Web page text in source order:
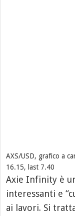
AXS/USD, grafico a
16.15, last 7.40
Axie Infinity è
interessanti e
ai lavori. Si